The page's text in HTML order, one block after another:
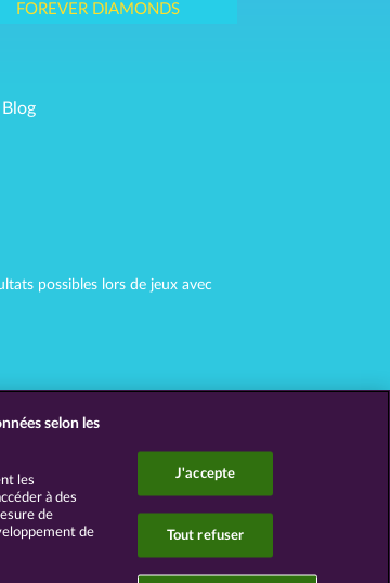
FOREVER DIAMONDS
Blog
possibles lors de jeux avec
selon les
les
à des
de
de
J'accepte
Tout refuser